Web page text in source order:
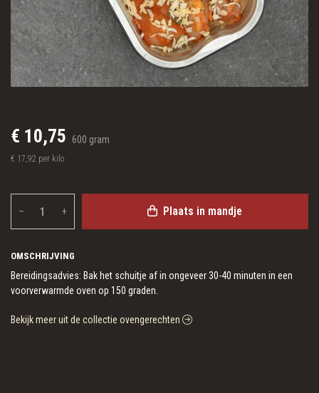
OMSCHRIJVING
Bereidingsadvies: Bak het schuitje af in ongeveer 30-40 minuten in een
voorverwarmde oven op 150 graden.
€ 10,75 600 gram
€ 17,92 per kilo
– + Plaats in mandje
Bekijk meer uit de collectie ovengerechten